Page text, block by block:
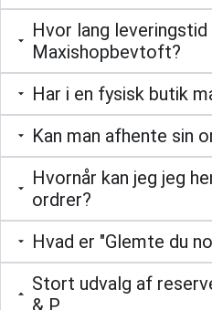
Hvor lang
Maxishopbevtoft?
Har i en fysisk butik
Kan man afhente sin
Hvornår kan jeg jeg
ordrer?
Hvad er "Glemte du
Stort udvalg af
& P